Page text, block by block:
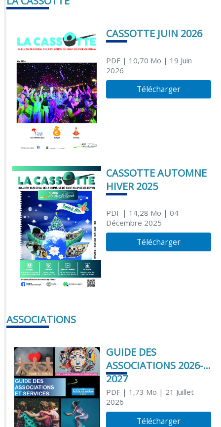
CASSOTTE JUIN 2026
PDF| 10,70 Mo | 19 Juin
2026
Télécharger
CASSOTTE AUTOMNE
HIVER 2025
PDF| 14,28 Mo | 04
Décembre 2025
Télécharger
ASSOCIATIONS
GUIDE DES
ASSOCIATIONS 2026-
2027
PDF| 1,73 Mo | 21 Juillet
2026
Télécharger